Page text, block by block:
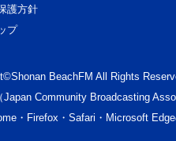
護方針
プ
BeachFM All Rights
Japan Community Broadcasting
・Firefox・Safari・Microsoft